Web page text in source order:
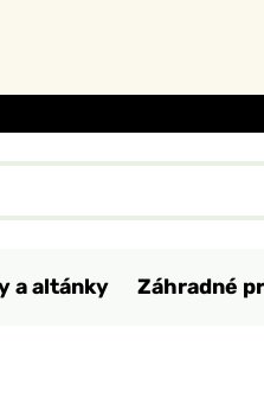
a altánky Záhradné